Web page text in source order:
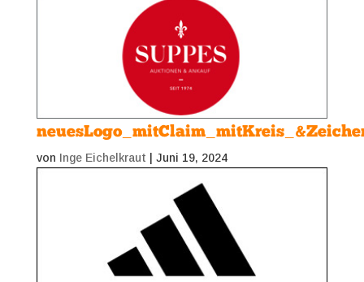
von Inge Eichelkraut Juni 19, 2024